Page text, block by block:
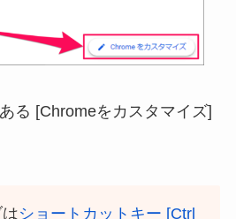
る [Chromeをカスタマイズ]
ショートカットキー [Ctrl